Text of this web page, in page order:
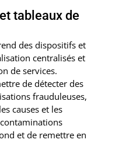
tableaux de
des dispositifs et
centralisés et
de services.
de détecter des
frauduleuses,
causes et les
et de remettre en